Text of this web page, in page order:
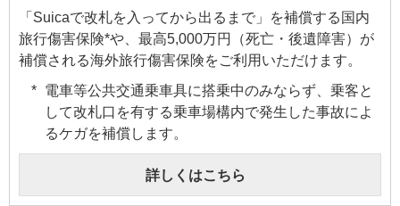
「Suicaで改札を入ってから出るまで」を補償する国内
旅行傷害保険*や、最高5,000万円（死亡・後遺障害）が
補償される海外旅行傷害保険をご利用いただけます。
電車等公共交通乗車具に搭乗中のみならず、乗客と
して改札口を有する乗車場構内で発生した事故によ
るケガを補償します。
詳しくはこちら